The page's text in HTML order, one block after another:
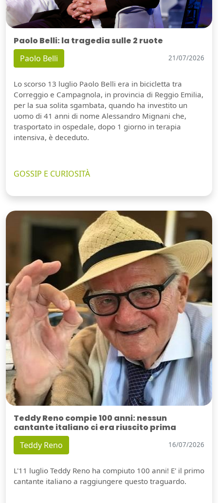
Paolo Belli: la tragedia sulle 2 ruote
Paolo Belli 21/07/2026
Lo scorso 13 luglio Paolo Belli era in bicicletta tra
Correggio e Campagnola, in provincia di Reggio Emilia,
per la sua solita sgambata, quando ha investito un
uomo di 41 anni di nome Alessandro Mignani che,
trasportato in ospedale, dopo 1 giorno in terapia
intensiva, è deceduto.
GOSSIP E CURIOSITÀ
Teddy Reno compie 100 anni: nessun
cantante italiano ci era riuscito prima
Teddy Reno 16/07/2026
L'11 luglio Teddy Reno ha compiuto 100 anni! E' il primo
cantante italiano a raggiungere questo traguardo.